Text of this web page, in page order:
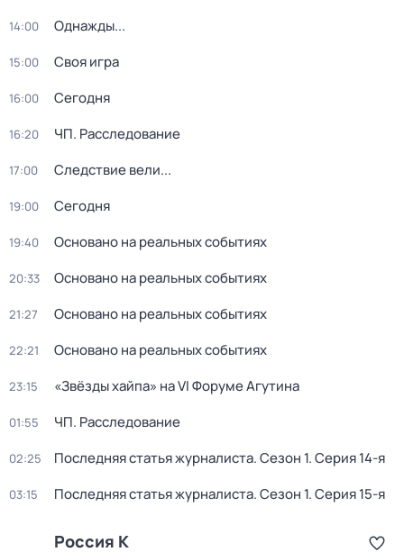
14:00 Однажды...
15:00 Своя игра
16:00 Сегодня
16:20 ЧП. Расследование
17:00 Следствие вели...
19:00 Сегодня
19:40 Основано на реальных событиях
20:33 Основано на реальных событиях
21:27 Основано на реальных событиях
22:21 Основано на реальных событиях
23:15 «Звёзды хайпа» на VI Форуме Агутина
01:55 ЧП. Расследование
02:25 Последняя статья журналиста. Сезон 1. Серия 14-я
03:15 Последняя статья журналиста. Сезон 1. Серия 15-я
Россия К